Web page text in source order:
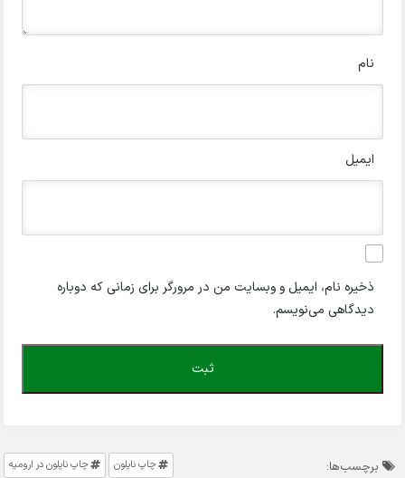
نام
ایمیل
ذخیره نام، ایمیل و وبسایت من در مرورگر برای زمانی که دوباره
دیدگاهی می‌نویسم.
برچسب‌ها: چاپ نایلون چاپ نایلون در ارومیه